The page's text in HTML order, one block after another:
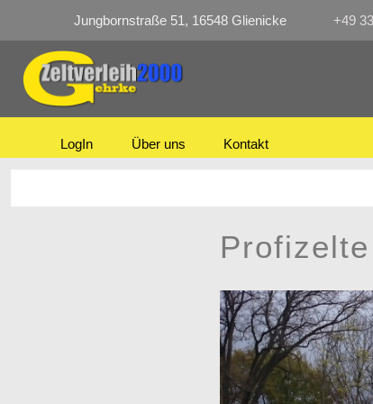
Jungbornstraße 51, 16548 Glienicke +49
LogIn Über uns Kontakt